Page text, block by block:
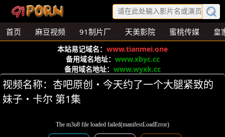
首页 麻豆视频 91制片厂 天美影院 蜜桃传媒 皇
本站易记域名： www.tianmei.one
备用域名地址： www.xbyc.cc
备用域名地址： www.wyxk.cc
视频名称：杏吧原创・今天约了一个大腿紧致的
妹子・卡尔 第1集